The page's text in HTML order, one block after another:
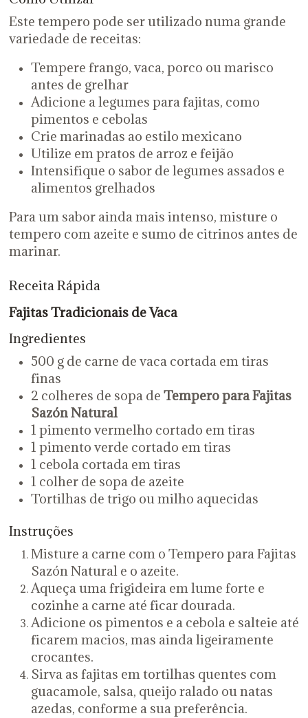
Este tempero pode ser utilizado numa grande
variedade de receitas:
Tempere frango, vaca, porco ou marisco
antes de grelhar
Adicione a legumes para fajitas, como
pimentos e cebolas
Crie marinadas ao estilo mexicano
Utilize em pratos de arroz e feijão
Intensifique o sabor de legumes assados e
alimentos grelhados
Para um sabor ainda mais intenso, misture o
tempero com azeite e sumo de citrinos antes de
marinar.
Receita Rápida
Fajitas Tradicionais de Vaca
Ingredientes
500 g de carne de vaca cortada em tiras
finas
2 colheres de sopa de Tempero para Fajitas
Sazón Natural
1 pimento vermelho cortado em tiras
1 pimento verde cortado em tiras
1 cebola cortada em tiras
1 colher de sopa de azeite
Tortilhas de trigo ou milho aquecidas
Instruções
Misture a carne com o Tempero para Fajitas
Sazón Natural e o azeite.
Aqueça uma frigideira em lume forte e
cozinhe a carne até ficar dourada.
Adicione os pimentos e a cebola e salteie até
ficarem macios, mas ainda ligeiramente
crocantes.
Sirva as fajitas em tortilhas quentes com
guacamole, salsa, queijo ralado ou natas
azedas, conforme a sua preferência.